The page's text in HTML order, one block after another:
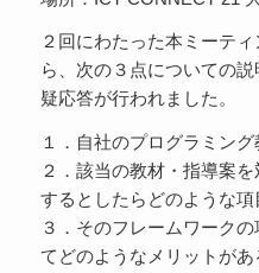
２回にわたった本ミーテ
ら、次の３点についての
疑応答が行われました。
１．自社のプログラミン
２．該当の教材・指導案
するとしたらどのような
３．そのフレームワーク
てどのようなメリットがあ